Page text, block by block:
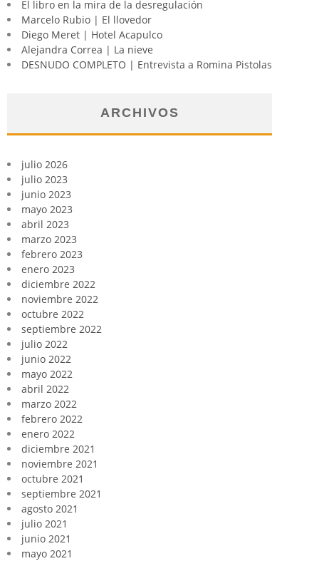
El libro en la mira de la desregulación
Marcelo Rubio | El llovedor
Diego Meret | Hotel Acapulco
Alejandra Correa | La nieve
DESNUDO COMPLETO | Entrevista a Romina Pistolas
ARCHIVOS
julio 2026
julio 2023
junio 2023
mayo 2023
abril 2023
marzo 2023
febrero 2023
enero 2023
diciembre 2022
noviembre 2022
octubre 2022
septiembre 2022
julio 2022
junio 2022
mayo 2022
abril 2022
marzo 2022
febrero 2022
enero 2022
diciembre 2021
noviembre 2021
octubre 2021
septiembre 2021
agosto 2021
julio 2021
junio 2021
mayo 2021